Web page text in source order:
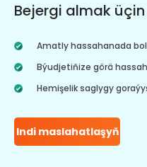
Bejergi almak üçin
Amatly hassahanada
Býudjetiňize görä
Hemişelik saglygy
Indi maslahatlaşyň